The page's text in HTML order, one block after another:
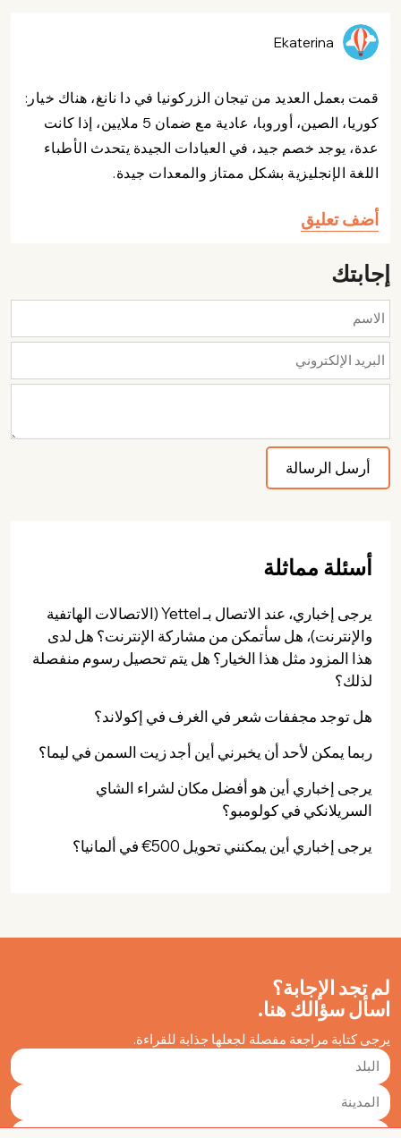
Ekaterina
قمت بعمل العديد من تيجان الزركونيا في دا نانغ، هناك خيار:
كوريا، الصين، أوروبا، عادية مع ضمان 5 ملايين، إذا كانت
عدة، يوجد خصم جيد، في العيادات الجيدة يتحدث الأطباء
اللغة الإنجليزية بشكل ممتاز والمعدات جيدة.
أضف تعليق
إجابتك
أسئلة مماثلة
يرجى إخباري، عند الاتصال بـ Yettel (الاتصالات الهاتفية
والإنترنت)، هل سأتمكن من مشاركة الإنترنت؟ هل لدى
هذا المزود مثل هذا الخيار؟ هل يتم تحصيل رسوم منفصلة
لذلك؟
هل توجد مجففات شعر في الغرف في إكولاند؟
ربما يمكن لأحد أن يخبرني أين أجد زيت السمن في ليما؟
يرجى إخباري أين هو أفضل مكان لشراء الشاي
السريلانكي في كولومبو؟
يرجى إخباري أين يمكنني تحويل 500€ في ألمانيا؟
لم تجد الإجابة؟
اسأل سؤالك هنا.
يرجى كتابة مراجعة مفصلة لجعلها جذابة للقراءة.